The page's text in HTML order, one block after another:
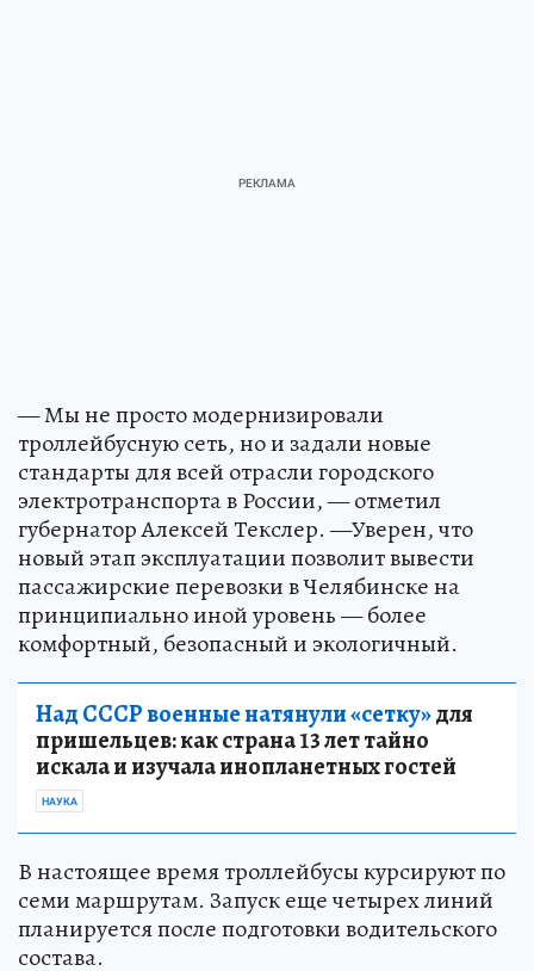
— Мы не просто модернизировали
троллейбусную сеть, но и задали новые
стандарты для всей отрасли городского
электротранспорта в России, — отметил
губернатор Алексей Текслер. —Уверен, что
новый этап эксплуатации позволит вывести
пассажирские перевозки в Челябинске на
принципиально иной уровень — более
комфортный, безопасный и экологичный.
Над СССР военные натянули «сетку»для
пришельцев: как страна 13 лет тайно
искала и изучала инопланетных гостей
НАУКА
В настоящее время троллейбусы курсируют по
семи маршрутам. Запуск еще четырех линий
планируется после подготовки водительского
состава.